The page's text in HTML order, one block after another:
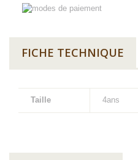
FICHE TECHNIQUE
Taille 4ans